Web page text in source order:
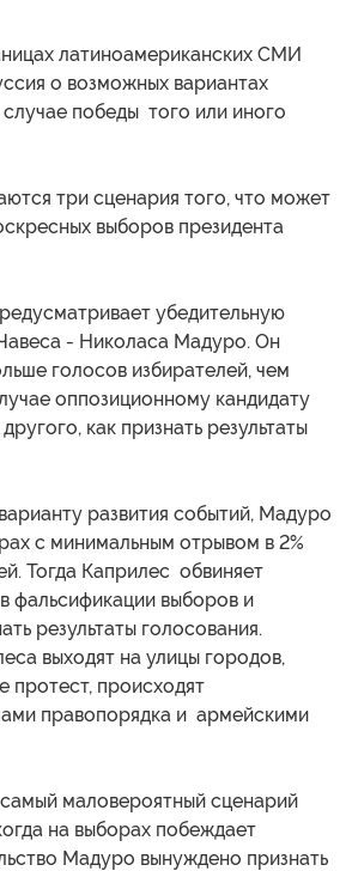
латиноамериканских СМИ
о возможных вариантах
случае победы того или иного
три сценария того, что может
выборов президента
убедительную
- Николаса Мадуро. Он
голосов избирателей, чем
оппозиционному кандидату
как признать результаты
развития событий, Мадуро
с минимальным отрывом в 2%
Тогда Каприлес обвиняет
фальсификации выборов и
результаты голосования.
выходят на улицы городов,
протест, происходят
правопорядка и армейскими
маловероятный сценарий
на выборах побеждает
Мадуро вынуждено признать